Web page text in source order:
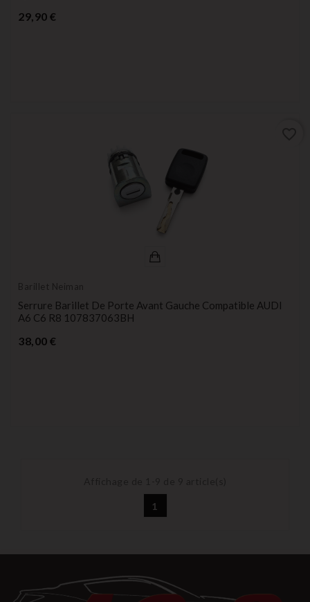
29,90 €
Barillet Neiman
Serrure Barillet De Porte Avant Gauche Compatible AUDI
A6 C6 R8 107837063BH
38,00 €
1